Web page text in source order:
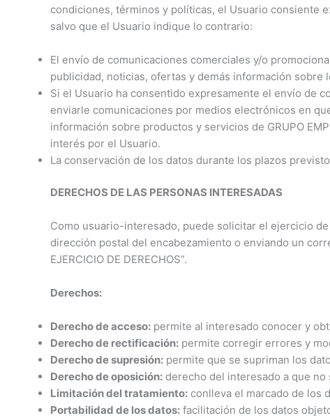
condiciones, términos y políticas, el Usuario consiente
salvo que el Usuario indique lo contrario:
El envío de comunicaciones comerciales y/o
publicidad, noticias, ofertas y demás información
Si el Usuario ha consentido expresamente el envío de
enviarle comunicaciones por medios electrónicos en
información sobre productos y servicios de GRUPO
interés por el Usuario.
La conservación de los datos durante los plazos
DERECHOS DE LAS PERSONAS INTERESADAS
Como usuario-interesado, puede solicitar el ejercicio
dirección postal del encabezamiento o enviando un
EJERCICIO DE DERECHOS”.
Derechos:
Derecho de acceso: permite al interesado conocer y
Derecho de rectificación: permite corregir errores y
Derecho de supresión: permite que se supriman los
Derecho de oposición: derecho del interesado a que
Limitación del tratamiento: conlleva el marcado de los
Portabilidad de los datos: facilitación de los datos